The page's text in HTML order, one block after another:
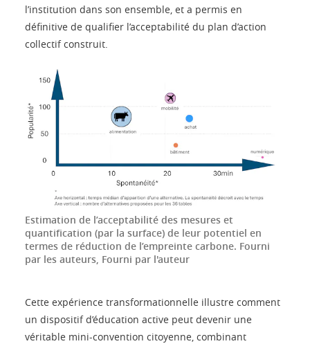
l’institution dans son ensemble, et a permis en
définitive de qualifier l’acceptabilité du plan d’action
collectif construit.
Estimation de l’acceptabilité des mesures et
quantification (par la surface) de leur potentiel en
termes de réduction de l’empreinte carbone. Fourni
par les auteurs Fourni par l'auteur
Cette expérience transformationnelle illustre comment
un dispositif d’éducation active peut devenir une
véritable mini-convention citoyenne, combinant